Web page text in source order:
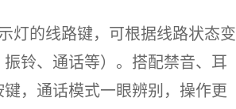
灯的线路键，可根据线路状态变
铃、通话等）。搭配禁音、耳
，通话模式一眼辨别，操作更